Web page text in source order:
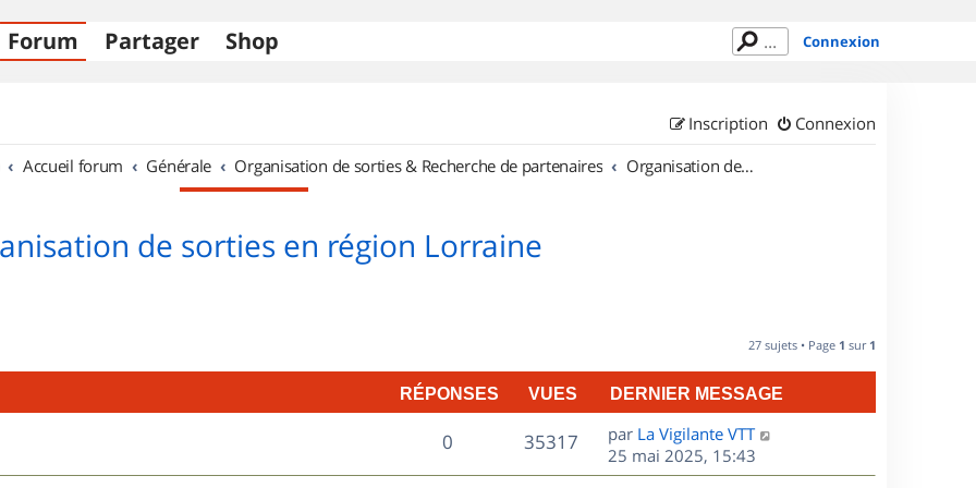
Forum Partager Shop Connexion
Connexion
Inscription
Accueil forum Générale Organisation de sorties & Recherche de partenaires Organisation de sorties en région Lorraine
de sorties en région Lorraine
27 sujets • Page 1 sur 1
RÉPONSES VUES DERNIER MESSAGE
0R
é
35317V
u
D
e
r
par La Vigilante VTT
25 mai 2025, 15:43